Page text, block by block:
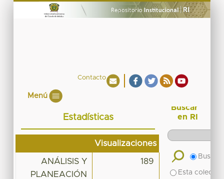
Contacto
Menú
Estadísticas
Visualizaciones
ANÁLISIS Y
PLANEACIÓN
189
Buscar
en RI
Buscar
Esta